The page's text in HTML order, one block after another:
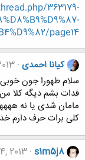
363179-
page14
کیانا احمدی
سلام طهورا جون خوبی
فدات بشم دیگه کلا من
مامان شدی یا نه
کلی برات حرف دارم
s1m5j8
2013